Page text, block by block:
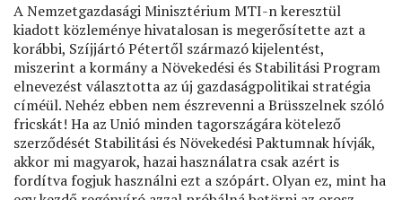
A Nemzetgazdasági Minisztérium MTI-n keresztül
kiadott közleménye hivatalosan is megerősítette azt a
korábbi, Szíjjártó Pétertől származó kijelentést,
miszerint a kormány a Növekedési és Stabilitási Program
elnevezést választotta az új gazdaságpolitikai stratégia
címéül. Nehéz ebben nem észrevenni a Brüsszelnek szóló
fricskát! Ha az Unió minden tagországára kötelező
szerződését Stabilitási és Növekedési Paktumnak hívják,
akkor mi magyarok, hazai használatra csak azért is
fordítva fogjuk használni ezt a szópárt. Olyan ez, mint ha